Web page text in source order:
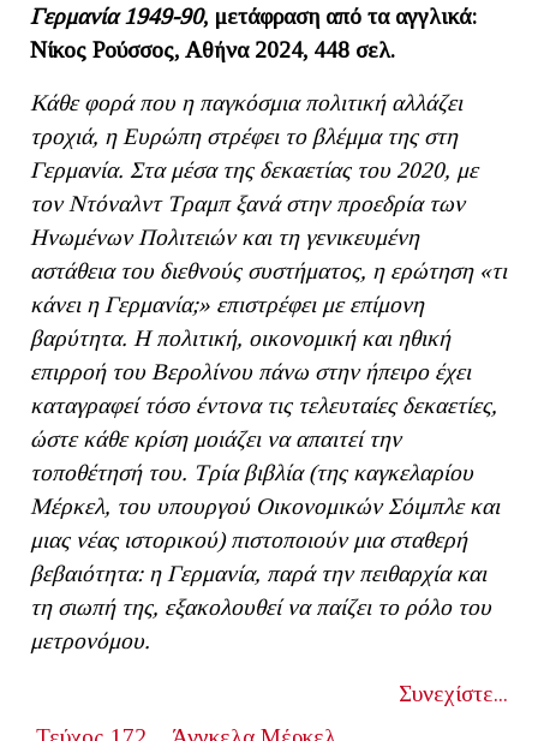
Γερμανία 1949-90, μετάφραση από τα αγγλικά:
Νίκος Ρούσσος, Αθήνα 2024, 448 σελ.
Κάθε φορά που η παγκόσμια πολιτική αλλάζει
τροχιά, η Ευρώπη στρέφει το βλέμμα της στη
Γερμανία. Στα μέσα της δεκαετίας του 2020, με
τον Ντόναλντ Τραμπ ξανά στην προεδρία των
Ηνωμένων Πολιτειών και τη γενικευμένη
αστάθεια του διεθνούς συστήματος, η ερώτηση «τι
κάνει η Γερμανία;» επιστρέφει με επίμονη
βαρύτητα. Η πολιτική, οικονομική και ηθική
επιρροή του Βερολίνου πάνω στην ήπειρο έχει
καταγραφεί τόσο έντονα τις τελευταίες δεκαετίες,
ώστε κάθε κρίση μοιάζει να απαιτεί την
τοποθέτησή του. Τρία βιβλία (της καγκελαρίου
Μέρκελ, του υπουργού Οικονομικών Σόιμπλε και
μιας νέας ιστορικού) πιστοποιούν μια σταθερή
βεβαιότητα: η Γερμανία, παρά την πειθαρχία και
τη σιωπή της, εξακολουθεί να παίζει το ρόλο του
μετρονόμου.
Συνεχίστε...